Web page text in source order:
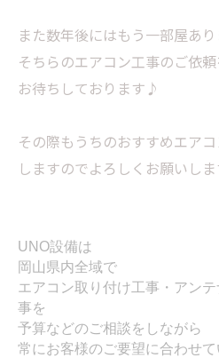
また数年後にはもう一部屋あ
そちらのエアコン工事のご依
お待ちしております♪
その際もうちのおすすめエア
しますのでよろしくお願いし
UNO設備は
岡山県内全域で
エアコン取り付け工事・アン
事を
予算などのご相談をしながら
常にお客様のご要望に合わせて